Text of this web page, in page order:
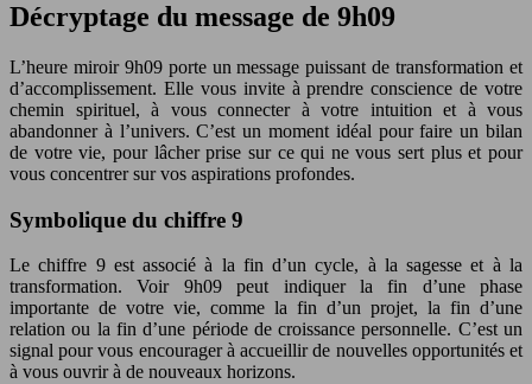
Décryptage du message de 9h09
L’heure miroir 9h09 porte un message puissant de transformation et
d’accomplissement. Elle vous invite à prendre conscience de votre
chemin spirituel, à vous connecter à votre intuition et à vous
abandonner à l’univers. C’est un moment idéal pour faire un bilan
de votre vie, pour lâcher prise sur ce qui ne vous sert plus et pour
vous concentrer sur vos aspirations profondes.
Symbolique du chiffre 9
Le chiffre 9 est associé à la fin d’un cycle, à la sagesse et à la
transformation. Voir 9h09 peut indiquer la fin d’une phase
importante de votre vie, comme la fin d’un projet, la fin d’une
relation ou la fin d’une période de croissance personnelle. C’est un
signal pour vous encourager à accueillir de nouvelles opportunités et
à vous ouvrir à de nouveaux horizons.